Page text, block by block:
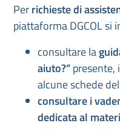
Perrichieste di
piattaforma DGCOL si
consultare la
aiuto?”presente,
alcune schede
consultare i
dedicata al